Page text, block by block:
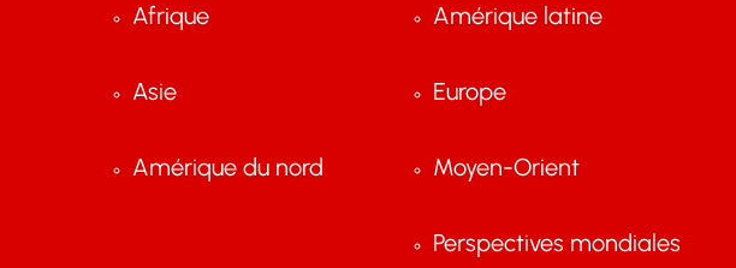
Afrique
Asie
Amérique du nord
Amérique latine
Europe
Moyen-Orient
Perspectives mondiales